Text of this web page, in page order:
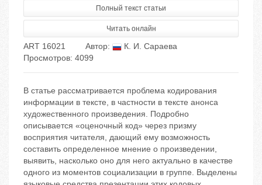
Полный текст статьи
Читать онлайн
ART 16021 Автор:
К. И. Сараева
Просмотров: 4099
В статье рассматривается проблема кодирования
информации в тексте, в частности в тексте анонса
художественного произведения. Подробно
описывается «оценочный код» через призму
восприятия читателя, дающий ему возможность
составить определенное мнение о произведении,
выявить, насколько оно для него актуально в качестве
одного из моментов социализации в группе. Выделены